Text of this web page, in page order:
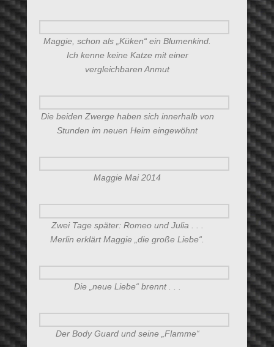
Maggie, schon als „Küken“ ein Blumenkind.
Ich kenne keine Katze mit einer
vergleichbaren Anmut
Die beiden Zwerge haben sich innerhalb von
Stunden im neuen Heim eingewöhnt
Maggie Mai 2014
Zwei Tage später: Romeo und Julia . . .
Merlin erklärt Maggie „die große Liebe“.
Die „neue Liebe“ brennt . . .
Der Body Guard und seine „Flamme“